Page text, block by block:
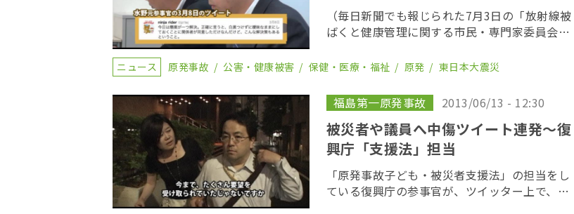
（毎日新聞でも報じられた7月3日の「放射線被
ばくと健康管理に関する市民・専門家委員会に
事故子ども・被災者支援法」の支援対象地域づ
る責任 […]
ニュース 原発事故 公害・健康被害 保健・医療・福祉 原発 東日本大震災
福島第一原発事故 2013/06/13 - 12:30
被災者や議員へ中傷ツイート連発〜復
興庁「支援法」担当
「原発事故子ども・被災者支援法」の担当をし
ている復興庁の参事官が、ツイッター上で、被